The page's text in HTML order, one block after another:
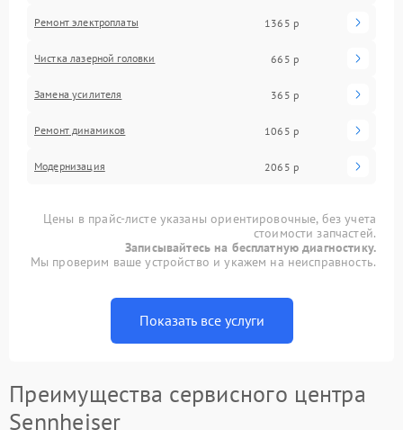
Ремонт электроплаты 1365 р
Чистка лазерной головки 665 р
Замена усилителя 365 р
Ремонт динамиков 1065 р
Модернизация 2065 р
Цены в прайс-листе указаны ориентировочные, без учета
стоимости запчастей.
Записывайтесь на бесплатную диагностику.
Мы проверим ваше устройство и укажем на неисправность.
Показать все услуги
Преимущества сервисного центра
Sennheiser